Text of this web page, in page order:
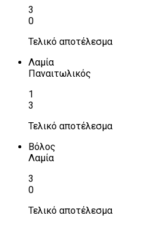
3
0
Τελικό αποτέλεσμα
Λαμία
Παναιτωλικός
1
3
Τελικό αποτέλεσμα
Βόλος
Λαμία
3
0
Τελικό αποτέλεσμα